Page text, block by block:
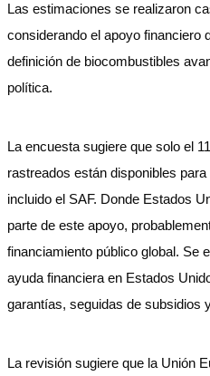
Las estimaciones se realizaron
considerando el apoyo financiero
definición de biocombustibles
política.
La encuesta sugiere que solo el
rastreados están disponibles
incluido el SAF. Donde Estados
parte de este apoyo,
financiamiento público global. Se
ayuda financiera en Estados
garantías, seguidas de subsidios
La revisión sugiere que la Unión